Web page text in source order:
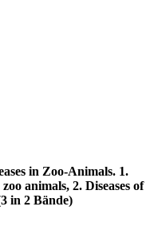
in Zoo-Animals. 1.
animals, 2. Diseases of
in 2 Bände)